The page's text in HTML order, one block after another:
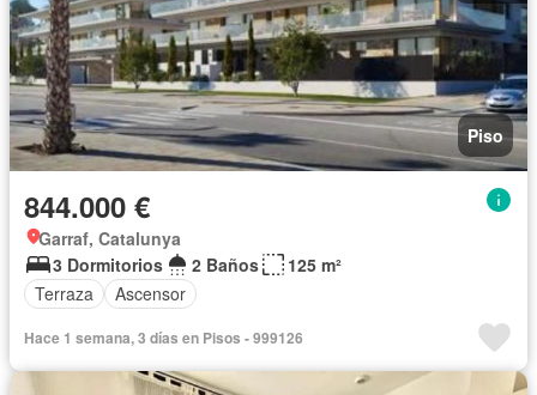
Piso
844.000 €
Garraf, Catalunya
3 Dormitorios
2 Baños
125 m²
Terraza
Ascensor
Hace 1 semana, 3 días en Pisos - 999126